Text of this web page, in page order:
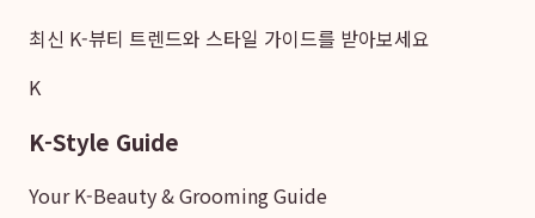
최신 K-뷰티 트렌드와 스타일 가이드를 받아보세요
K
K-Style Guide
Your K-Beauty & Grooming Guide